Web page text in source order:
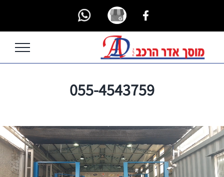
content
Custom
Custom
Custom
055-4543759